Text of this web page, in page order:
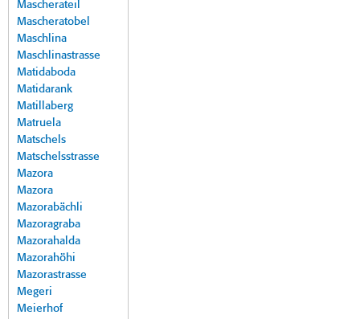
Mascherateil
Mascheratobel
Maschlina
Maschlinastrasse
Matidaboda
Matidarank
Matillaberg
Matruela
Matschels
Matschelsstrasse
Mazora
Mazora
Mazorabächli
Mazoragraba
Mazorahalda
Mazorahöhi
Mazorastrasse
Megeri
Meierhof